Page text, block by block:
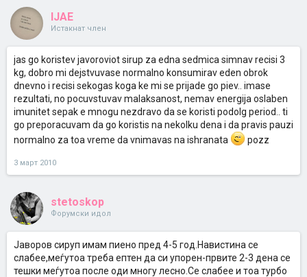
IJAE
Истакнат член
jas go koristev javoroviot sirup za edna sedmica simnav recisi 3
kg, dobro mi dejstvuvase normalno konsumirav eden obrok
dnevno i recisi sekogas koga ke mi se prijade go piev.. imase
rezultati, no pocuvstuvav malaksanost, nemav energija oslaben
imunitet sepak e mnogu nezdravo da se koristi podolg period.. ti
go preporacuvam da go koristis na nekolku dena i da pravis pauzi
normalno za toa vreme da vnimavas na ishranata
pozz
3 март 2010
stetoskop
Форумски идол
Јаворов сируп имам пиено пред 4-5 год.Навистина се
слабее,меѓутоа треба ептен да си упорен-првите 2-3 дена се
тешки меѓутоа после оди многу лесно.Се слабее и тоа турбо